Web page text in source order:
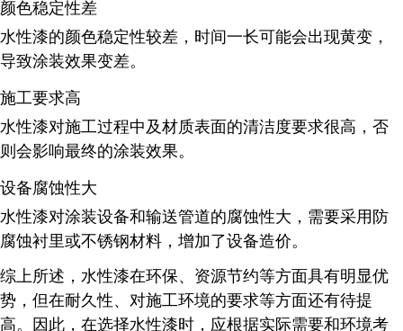
颜色稳定性差
水性漆的颜色稳定性较差，时间一长可能会出现黄变，
导致涂装效果变差。
施工要求高
水性漆对施工过程中及材质表面的清洁度要求很高，否
则会影响最终的涂装效果。
设备腐蚀性大
水性漆对涂装设备和输送管道的腐蚀性大，需要采用防
腐蚀衬里或不锈钢材料，增加了设备造价。
综上所述，水性漆在环保、资源节约等方面具有明显优
势，但在耐久性、对施工环境的要求等方面还有待提
高。因此，在选择水性漆时，应根据实际需要和环境考